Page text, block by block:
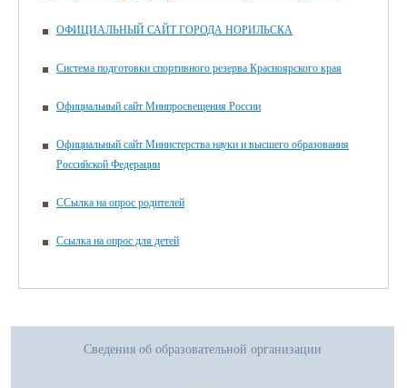
ОФИЦИАЛЬНЫЙ САЙТ ГОРОДА НОРИЛЬСКА
Система подготовки спортивного резерва Красноярского края
Официальный сайт Минпросвещения России
Официальный сайт Министерства науки и высшего образования
Российской Федерации
ССылка на опрос родителей
Ссылка на опрос для детей
Сведения об образовательной организации